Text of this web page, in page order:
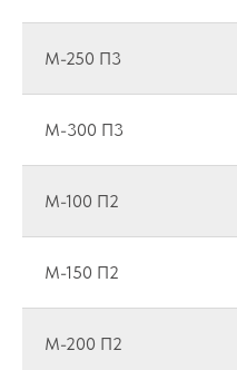
M-250 П3
M-300 П3
M-100 П2
M-150 П2
M-200 П2